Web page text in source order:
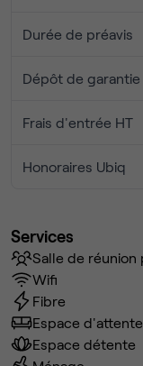
Durée de préavis
Dépôt de garantie
Frais d'entrée HT
Honoraires Ubiq
Services
Salle de réunion
Wifi
Fibre
Espace d'attente
Espace détente